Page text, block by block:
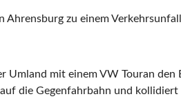
zu einem
mit einem VW Touran
die Gegenfahrbahn und